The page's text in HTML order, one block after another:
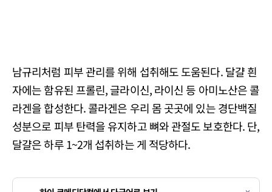
남규리처럼 피부 관리를 위해 섭취해도 도움된다. 달걀 흰
자에는 함유된 프롤린, 글라이신, 라이신 등 아미노산은 콜
라겐을 합성한다. 콜라겐은 우리 몸 곳곳에 있는 경단백질
성분으로 피부 탄력을 유지하고 뼈와 관절도 보호한다. 단,
달걀은 하루 1~2개 섭취하는 게 적당하다.